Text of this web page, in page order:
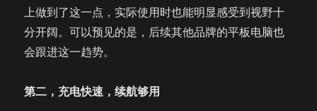
上做到了这一点，实际使用时也能明显感受到视野十
分开阔。可以预见的是，后续其他品牌的平板电脑也
会跟进这一趋势。
第二，充电快速，续航够用